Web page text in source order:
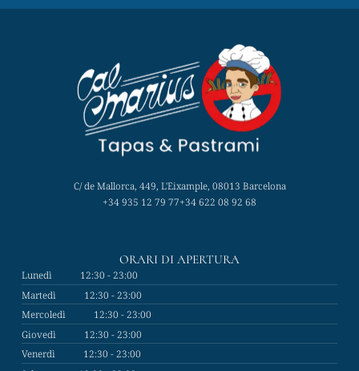
C/ de Mallorca, 449, L'Eixample, 08013 Barcelona
+34 935 12 79 77+34 622 08 92 68
ORARI DI APERTURA
Lunedì
12:30 - 23:00
Martedì
12:30 - 23:00
Mercoledì
12:30 - 23:00
Giovedì
12:30 - 23:00
Venerdì
12:30 - 23:00